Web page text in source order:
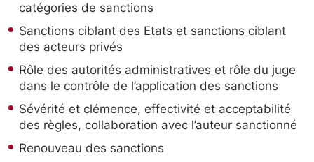
catégories de sanctions
Sanctions ciblant des Etats et sanctions ciblant
des acteurs privés
Rôle des autorités administratives et rôle du juge
dans le contrôle de l’application des sanctions
Sévérité et clémence, effectivité et acceptabilité
des règles, collaboration avec l’auteur sanctionné
Renouveau des sanctions